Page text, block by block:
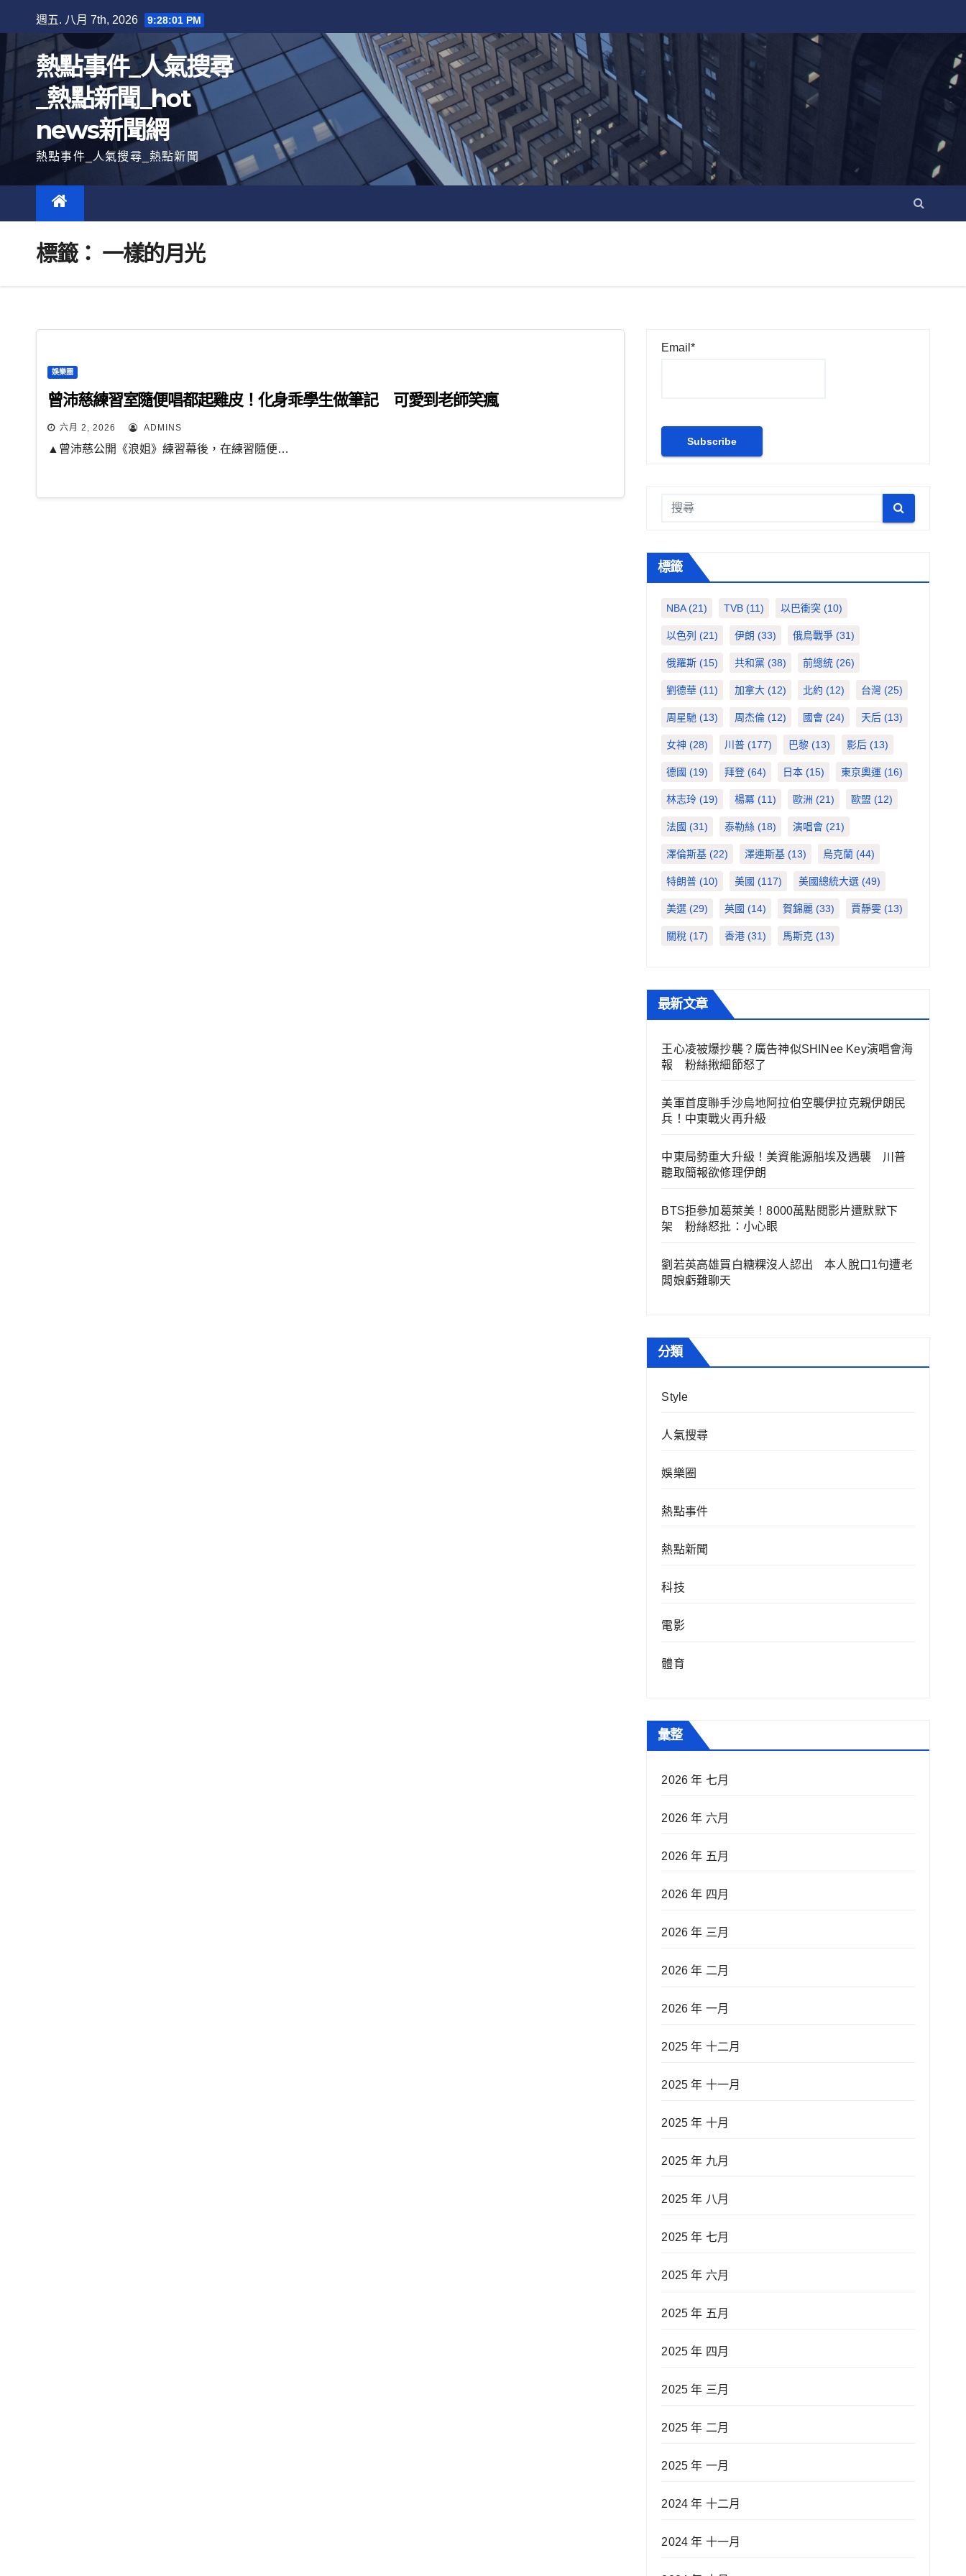
至
內
週五. 八月 7th, 2026 9:28:02 PM
熱點事件_人氣搜尋
_熱點新聞_hot
news新聞網
熱點事件_人氣搜尋_熱點新聞
標籤： 一樣的月光
娛樂圈
曾沛慈練習室隨便唱都起雞皮！化身乖學生做筆記 可愛到老師笑瘋
六月 2, 2026 ADMINS
▲曾沛慈公開《浪姐》練習幕後，在練習隨便…
Email*
標籤
NBA(21) TVB (11) 以巴衝突 (10)
以色列 (21) 伊朗 (33) 俄烏戰爭 (31)
俄羅斯 (15) 共和黨 (38) 前總統 (26)
劉德華 (11) 加拿大 (12) 北約 (12) 台灣 (25)
周星馳 (13) 周杰倫 (12) 國會 (24) 天后 (13)
女神 (28) 川普 (177) 巴黎 (13) 影后 (13)
德國 (19) 拜登 (64) 日本 (15) 東京奧運 (16)
林志玲 (19) 楊冪 (11) 歐洲 (21) 歐盟 (12)
法國 (31) 泰勒絲 (18) 演唱會 (21)
澤倫斯基 (22) 澤連斯基 (13) 烏克蘭 (44)
特朗普 (10) 美國 (117) 美國總統大選 (49)
美選 (29) 英國 (14) 賀錦麗 (33) 賈靜雯 (13)
關稅 (17) 香港 (31) 馬斯克 (13)
最新文章
王心凌被爆抄襲？廣告神似SHINee Key演唱會海
報 粉絲揪細節怒了
美軍首度聯手沙烏地阿拉伯空襲伊拉克親伊朗民
兵！中東戰火再升級
中東局勢重大升級！美資能源船埃及遇襲 川普
聽取簡報欲修理伊朗
BTS拒參加葛萊美！8000萬點閱影片遭默默下
架 粉絲怒批：小心眼
劉若英高雄買白糖粿沒人認出 本人脫口1句遭老
闆娘虧難聊天
分類
Style
人氣搜尋
娛樂圈
熱點事件
熱點新聞
科技
電影
體育
彙整
2026 年 七月
2026 年 六月
2026 年 五月
2026 年 四月
2026 年 三月
2026 年 二月
2026 年 一月
2025 年 十二月
2025 年 十一月
2025 年 十月
2025 年 九月
2025 年 八月
2025 年 七月
2025 年 六月
2025 年 五月
2025 年 四月
2025 年 三月
2025 年 二月
2025 年 一月
2024 年 十二月
2024 年 十一月